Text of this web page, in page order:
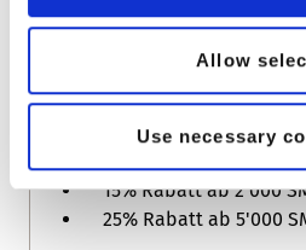
Allow
Use necessary
CHF -.12 pro SMS
Die Rabattstaffelungen
15% Rabatt ab 2'000
25% Rabatt ab 5'000